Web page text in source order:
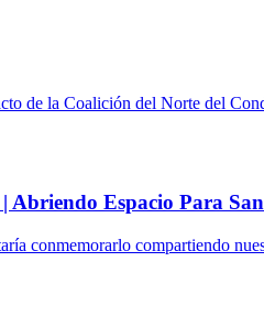
de la Coalición del Norte del
Abriendo Espacio Para
conmemorarlo compartiendo